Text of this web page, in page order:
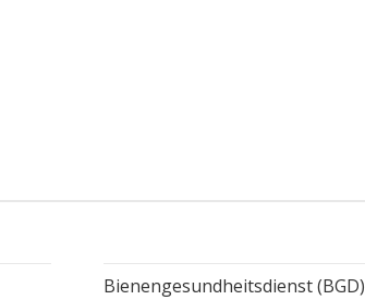
Bienengesundheitsdienst (BGD)